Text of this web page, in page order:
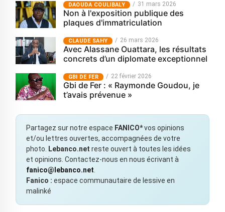
‎DAOUDA COULIBALY 31 mars 2026
Non à l'exposition publique des
plaques d'immatriculation
CLAUDE SAHY 26 mars 2026
Avec Alassane Ouattara, les résultats
concrets d’un diplomate exceptionnel
GBI DE FER 22 février 2026
Gbi de Fer : « Raymonde Goudou, je
t’avais prévenue »
Partagez sur notre espace FANICO*vos opinions
et/ou lettres ouvertes, accompagnées de votre
photo.
Lebanco.net reste ouvert à toutes les idées
et opinions. Contactez-nous en nous écrivant à
fanico@lebanco.net
Fanico : espace communautaire de lessive en
malinké